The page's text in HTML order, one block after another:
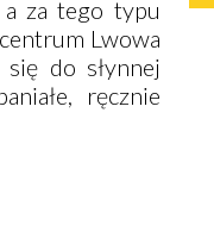
za tego typu
Lwowa
do słynnej
ręcznie